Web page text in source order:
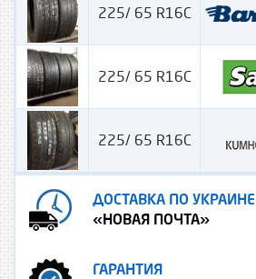
225/ 65 R16C
225/ 65 R16C
225/ 65 R16C
ДОСТАВКА ПО УКРАИНЕ
«НОВАЯ ПОЧТА»
ГАРАНТИЯ